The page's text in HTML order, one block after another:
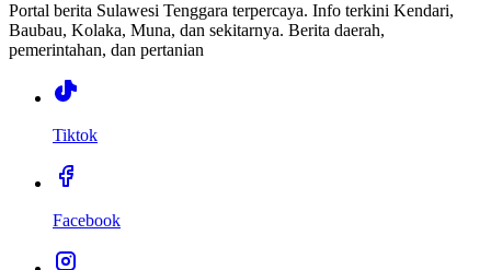
Portal berita Sulawesi Tenggara terpercaya. Info terkini Kendari,
Baubau, Kolaka, Muna, dan sekitarnya. Berita daerah,
pemerintahan, dan pertanian
Tiktok
Facebook